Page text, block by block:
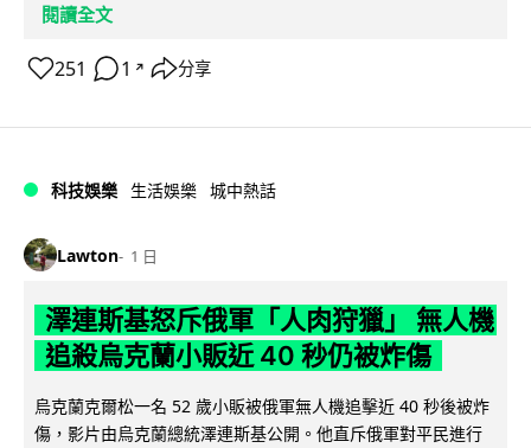
閱讀全文
251 1 ↗ 分享
科技娛樂 生活娛樂 城中熱話
Lawton 1 日
澤連斯基怒斥俄軍「人肉狩獵」 無人機
追殺烏克蘭小販近 40 秒仍被炸傷
烏克蘭克爾松一名 52 歲小販被俄軍無人機追擊近 40 秒後被炸
傷，影片由烏克蘭總統澤連斯基公開。他直斥俄軍對平民進行